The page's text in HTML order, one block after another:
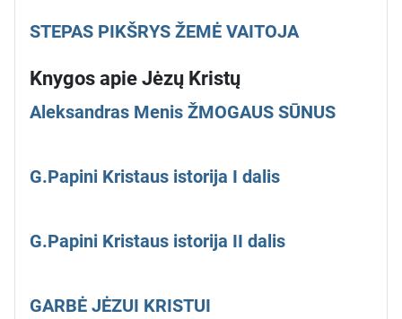
STEPAS PIKŠRYS ŽEMĖ VAITOJA
Knygos apie Jėzų Kristų
Aleksandras Menis ŽMOGAUS SŪNUS
G.Papini Kristaus istorija I dalis
G.Papini Kristaus istorija II dalis
GARBĖ JĖZUI KRISTUI